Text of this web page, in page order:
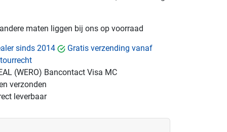
maten liggen bij ons op voorraad
sinds 2014
Gratis verzending vanaf
(WERO) Bancontact Visa MC
verzonden
leverbaar